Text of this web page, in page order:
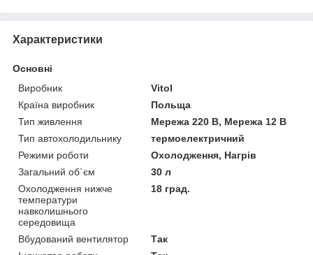
Характеристики
Основні
Виробник
Vitol
Країна виробник
Польща
Тип живлення
Мережа 220 В, Мережа 12 В
Тип автохолодильнику
термоелектричний
Режими роботи
Охолодження, Нагрів
Загальний об`єм
30 л
Охолодження нижче
температури
навколишнього
середовища
18 град.
Вбудований вентилятор
Так